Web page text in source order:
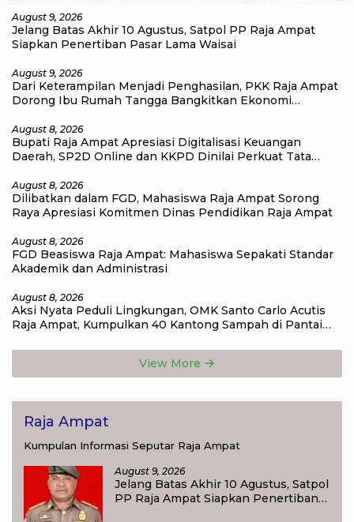
August 9, 2026
Jelang Batas Akhir 10 Agustus, Satpol PP Raja Ampat
Siapkan Penertiban Pasar Lama Waisai
August 9, 2026
Dari Keterampilan Menjadi Penghasilan, PKK Raja Ampat
Dorong Ibu Rumah Tangga Bangkitkan Ekonomi
August 8, 2026
Bupati Raja Ampat Apresiasi Digitalisasi Keuangan
Daerah, SP2D Online dan KKPD Dinilai Perkuat Tata
August 8, 2026
Dilibatkan dalam FGD, Mahasiswa Raja Ampat Sorong
Raya Apresiasi Komitmen Dinas Pendidikan Raja Ampat
August 8, 2026
FGD Beasiswa Raja Ampat: Mahasiswa Sepakati Standar
Akademik dan Administrasi
August 8, 2026
Aksi Nyata Peduli Lingkungan, OMK Santo Carlo Acutis
Raja Ampat, Kumpulkan 40 Kantong Sampah di Pantai
View More
Raja Ampat
Kumpulan Informasi Seputar Raja Ampat
August 9, 2026
Jelang Batas Akhir 10 Agustus, Satpol
PP Raja Ampat Siapkan Penertiban